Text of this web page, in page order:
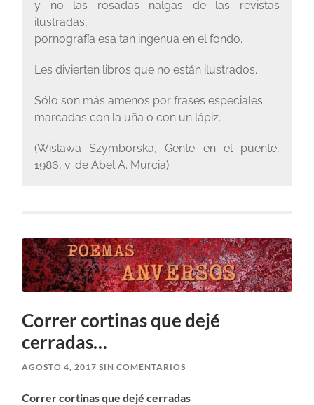
y no las rosadas nalgas de las revistas
ilustradas,
pornografía esa tan ingenua en el fondo.
Les divierten libros que no están ilustrados.
Sólo son más amenos por frases especiales
marcadas con la uña o con un lápiz.
(Wislawa Szymborska, Gente en el puente,
1986, v. de Abel A. Murcia)
Correr cortinas que dejé
cerradas…
AGOSTO 4, 2017 SIN COMENTARIOS
Correr cortinas que dejé cerradas